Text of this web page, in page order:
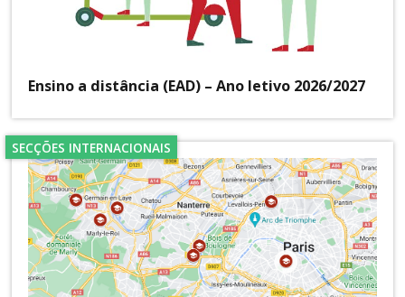
Ensino a distância (EAD) – Ano letivo 2026/2027
SECÇÕES INTERNACIONAIS